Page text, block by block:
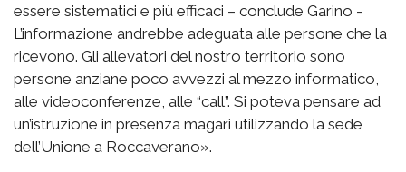
essere sistematici e più efficaci – conclude Garino -
L’informazione andrebbe adeguata alle persone che la
ricevono. Gli allevatori del nostro territorio sono
persone anziane poco avvezzi al mezzo informatico,
alle videoconferenze, alle “call”. Si poteva pensare ad
un’istruzione in presenza magari utilizzando la sede
dell’Unione a Roccaverano».